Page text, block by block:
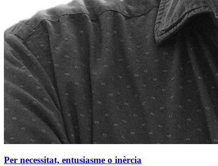
Per necessitat, entusiasme o inèrcia